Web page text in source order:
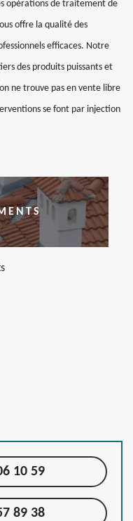
opérations de traitement de
offre la qualité des
efficaces. Notre
des produits puissants et
ne trouve pas en vente libre
se font par injection
10 59
89 38